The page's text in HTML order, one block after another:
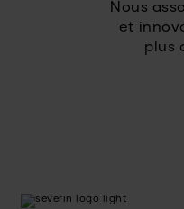
Nous
et
plus